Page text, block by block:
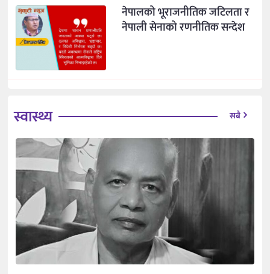
नेपालको भूराजनीतिक जटिलता र
नेपाली सेनाको रणनीतिक सन्देश
स्वास्थ्य सबै